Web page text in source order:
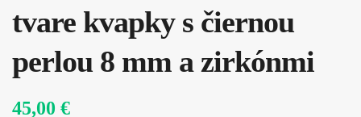
tvare kvapky s čiernou
perlou 8 mm a zirkónmi
45,00 €